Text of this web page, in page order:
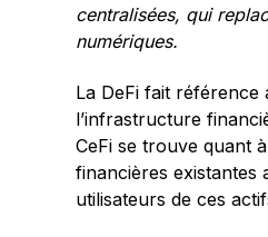
centralisées, qui
numériques.
La DeFi fait
l’infrastructure
CeFi se trouve quant
financières existantes
utilisateurs de ces